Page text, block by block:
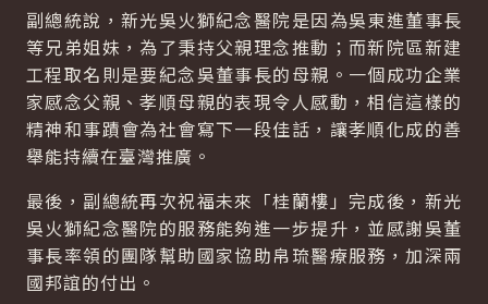
副總統說，新光吳火獅紀念醫院是因為吳東進董事長
等兄弟姐妹，為了秉持父親理念推動；而新院區新建
工程取名則是要紀念吳董事長的母親。一個成功企業
家感念父親、孝順母親的表現令人感動，相信這樣的
精神和事蹟會為社會寫下一段佳話，讓孝順化成的善
舉能持續在臺灣推廣。
最後，副總統再次祝福未來「桂蘭樓」完成後，新光
吳火獅紀念醫院的服務能夠進一步提升，並感謝吳董
事長率領的團隊幫助國家協助帛琉醫療服務，加深兩
國邦誼的付出。